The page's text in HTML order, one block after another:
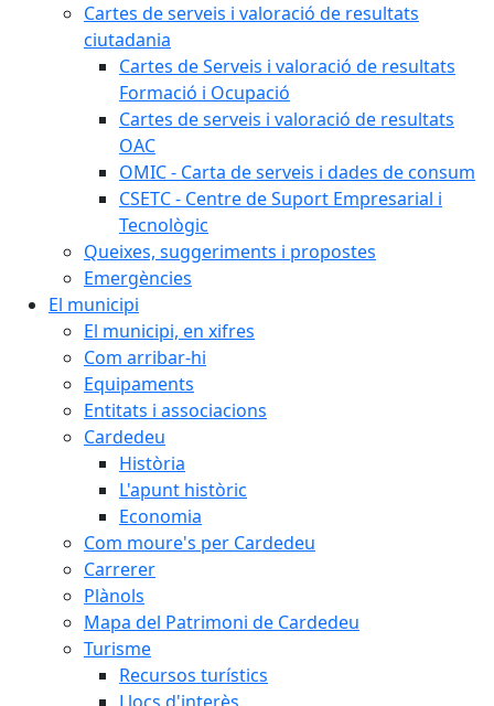
Cartes de serveis i valoració de resultats
ciutadania
Cartes de Serveis i valoració de resultats
Formació i Ocupació
Cartes de serveis i valoració de resultats
OAC
OMIC - Carta de serveis i dades de consum
CSETC - Centre de Suport Empresarial i
Tecnològic
Queixes, suggeriments i propostes
Emergències
El municipi
El municipi, en xifres
Com arribar-hi
Equipaments
Entitats i associacions
Cardedeu
Història
L'apunt històric
Economia
Com moure's per Cardedeu
Carrerer
Plànols
Mapa del Patrimoni de Cardedeu
Turisme
Recursos turístics